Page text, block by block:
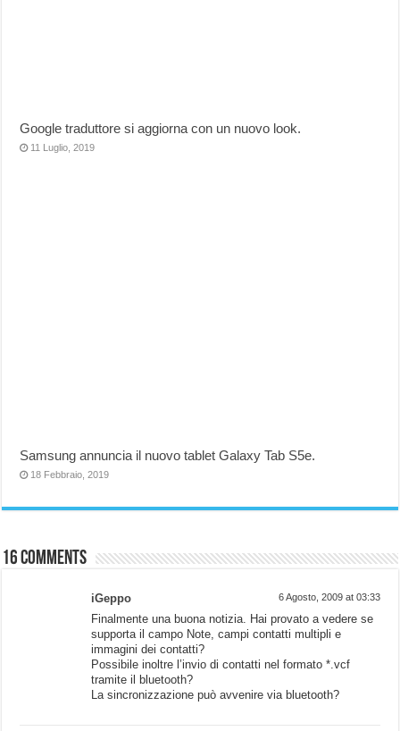
Google traduttore si aggiorna con un nuovo look.
11 Luglio, 2019
Samsung annuncia il nuovo tablet Galaxy Tab S5e.
18 Febbraio, 2019
16 comments
iGeppo 6 Agosto, 2009 at 03:33
Finalmente una buona notizia. Hai provato a vedere se
supporta il campo Note, campi contatti multipli e
immagini dei contatti?
Possibile inoltre l’invio di contatti nel formato *.vcf
tramite il bluetooth?
La sincronizzazione può avvenire via bluetooth?